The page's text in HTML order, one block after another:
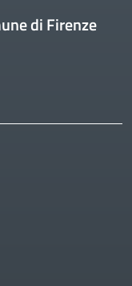
di Firenze